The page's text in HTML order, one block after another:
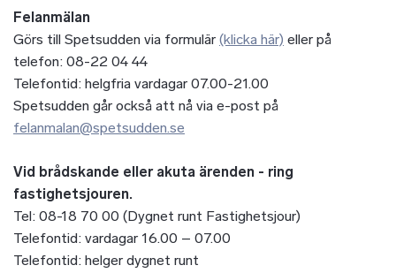
Felanmälan
Görs till Spetsudden via formulär (klicka här) eller på
telefon: 08-22 04 44
Telefontid: helgfria vardagar 07.00-21.00
Spetsudden går också att nå via e-post på
felanmalan@spetsudden.se
Vid brådskande eller akuta ärenden - ring
fastighetsjouren.
Tel: 08-18 70 00 (Dygnet runt Fastighetsjour)
Telefontid: vardagar 16.00 – 07.00
Telefontid: helger dygnet runt